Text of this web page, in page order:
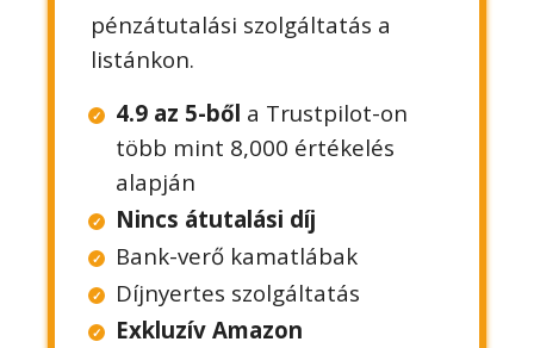
pénzátutalási szolgáltatás a
listánkon.
4.9 az 5-ből a Trustpilot-on
több mint 8,000 értékelés
alapján
Nincs átutalási díj
Bank-verő kamatlábak
Díjnyertes szolgáltatás
Exkluzív Amazon